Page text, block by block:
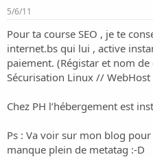
5/6/11
Pour ta course SEO , je te
internet.bs qui lui , active
paiement. (Régistar et nom
Sécurisation Linux //
Chez PH l’hébergement est
Ps : Va voir sur mon blog pour
manque plein de metatag :-D